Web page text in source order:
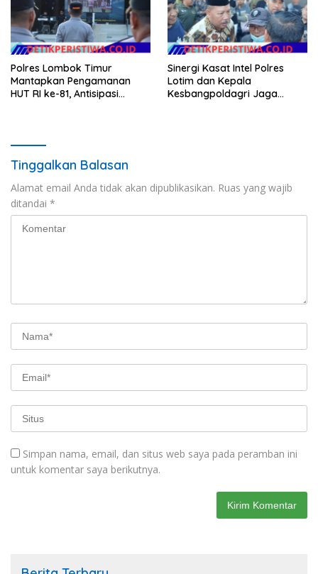
Polres Lombok Timur
Mantapkan Pengamanan
HUT RI ke-81, Antisipasi
Sinergi Kasat Intel Polres
Lotim dan Kepala
Kesbangpoldagri Jaga
Tinggalkan Balasan
Alamat email Anda tidak akan dipublikasikan. Ruas yang wajib
ditandai *
Simpan nama, email, dan situs web saya pada peramban ini
untuk komentar saya berikutnya.